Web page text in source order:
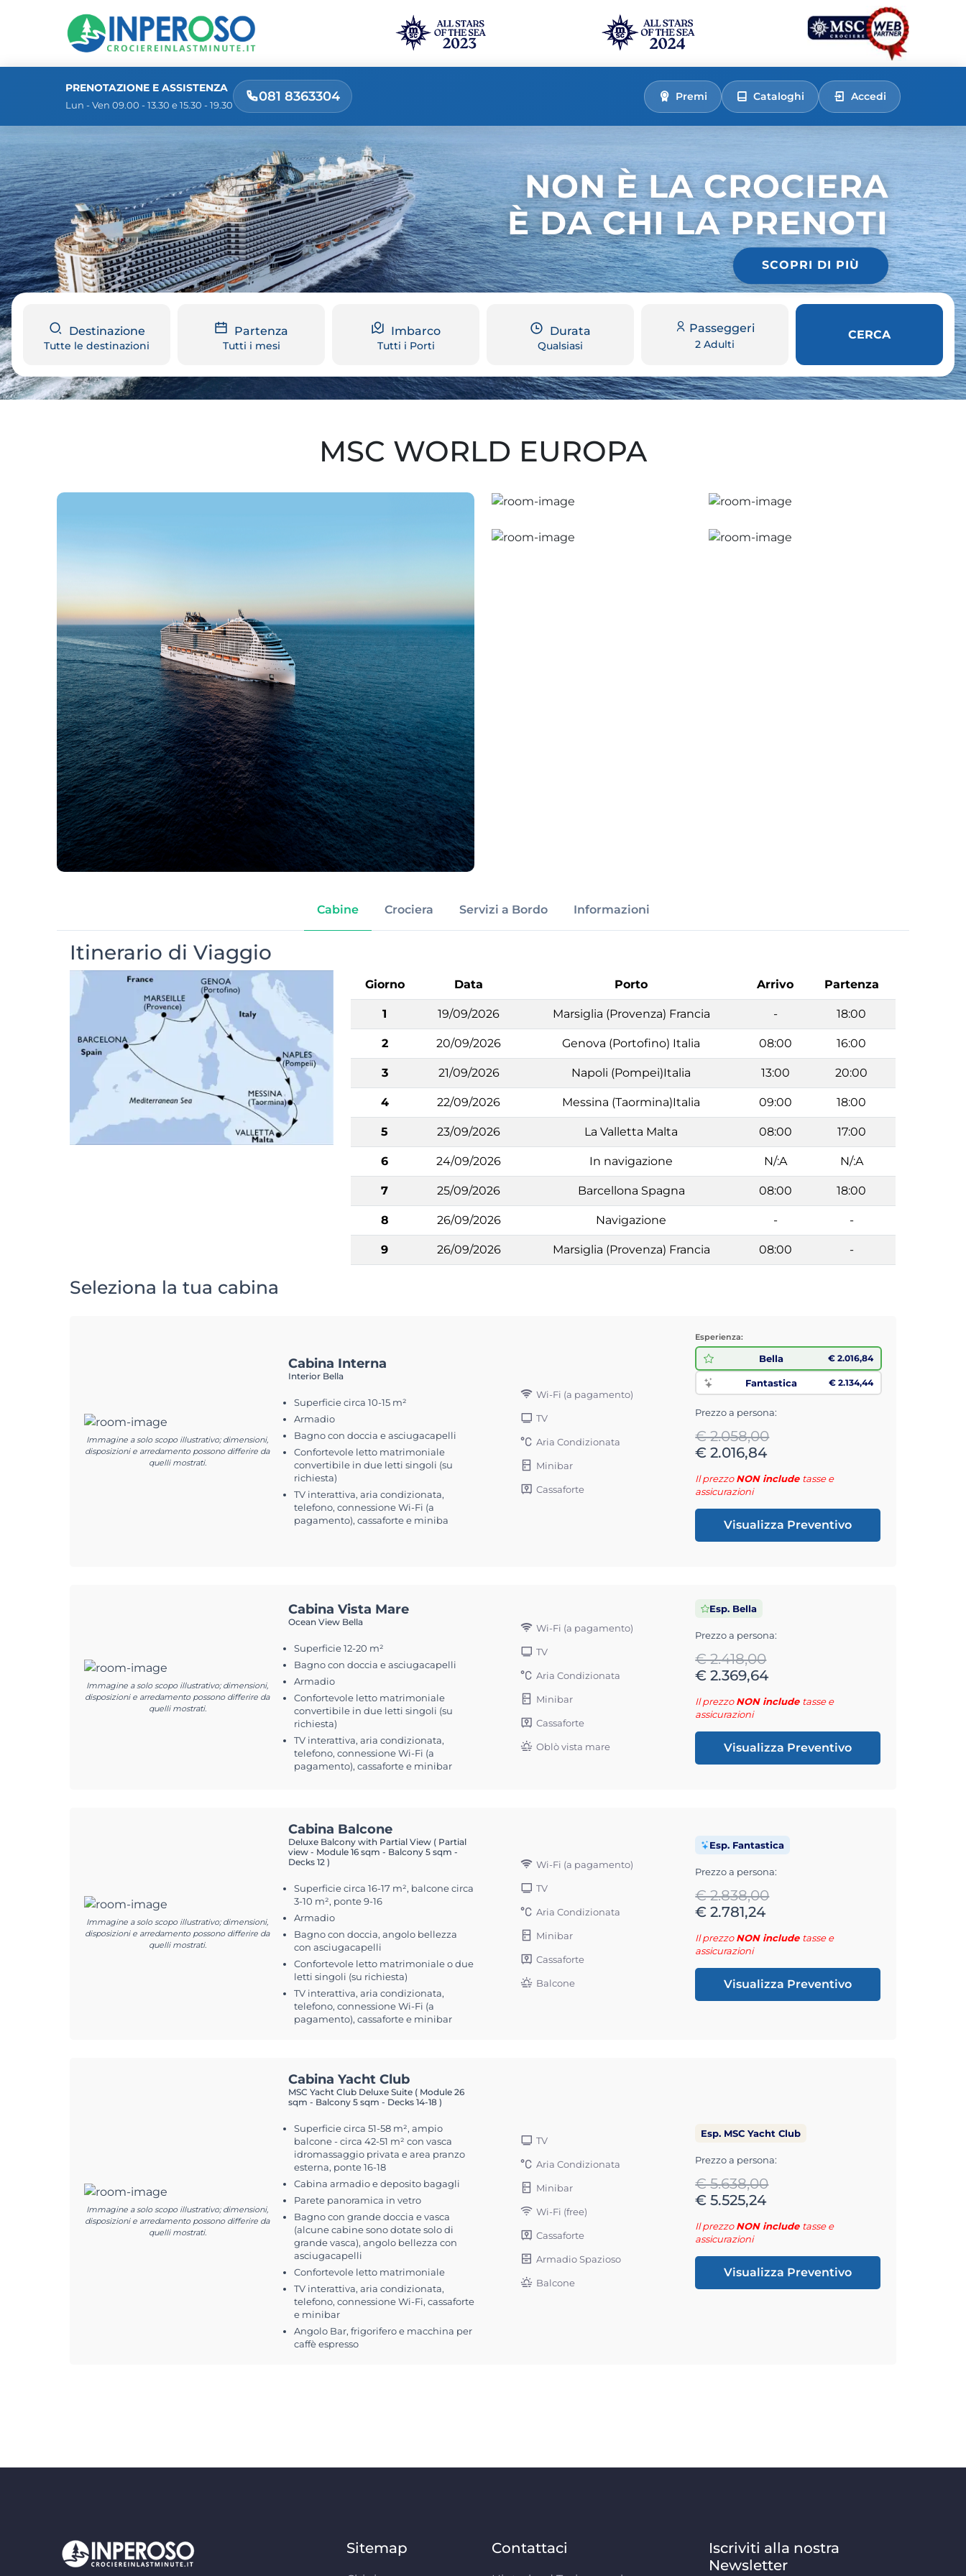
PRENOTAZIONE E ASSISTENZA
Lun - Ven 09.00 - 13.30 e 15.30 - 19.30
081 8363304 Premi Cataloghi Accedi
NON È LA CROCIERA
È DA CHI LA PRENOTI
SCOPRI DI PIÙ
Destinazione
Tutte le destinazioni
Partenza
Tutti i mesi
Imbarco
Tutti i Porti
Durata
Qualsiasi
Passeggeri
2 Adulti
CERCA
MSC WORLD EUROPA
Cabine Crociera Servizi a Bordo Informazioni
Itinerario di Viaggio
Giorno Data Porto Arrivo Partenza
1 19/09/2026 Marsiglia (Provenza) Francia - 18:00
2 20/09/2026 Genova (Portofino) Italia 08:00 16:00
3 21/09/2026 Napoli (Pompei)Italia 13:00 20:00
4 22/09/2026 Messina (Taormina)Italia 09:00 18:00
5 23/09/2026 La Valletta Malta 08:00 17:00
6 24/09/2026 In navigazione N/:A N/:A
7 25/09/2026 Barcellona Spagna 08:00 18:00
8 26/09/2026 Navigazione - -
9 26/09/2026 Marsiglia (Provenza) Francia 08:00 -
Seleziona la tua cabina
Immagine a solo scopo illustrativo; dimensioni,
disposizioni e arredamento possono differire da
quelli mostrati.
Cabina Interna
Interior Bella
Superficie circa 10-15 m²
Armadio
Bagno con doccia e asciugacapelli
Confortevole letto matrimoniale
convertibile in due letti singoli (su
richiesta)
TV interattiva, aria condizionata,
telefono, connessione Wi-Fi (a
pagamento), cassaforte e miniba
Wi-Fi (a pagamento)
TV
Aria Condizionata
Minibar
Cassaforte
Esperienza:
Bella € 2.016,84
Fantastica € 2.134,44
Prezzo a persona:
€ 2.058,00
€ 2.016,84
Il prezzoNON include tasse e
assicurazioni
Visualizza Preventivo
Immagine a solo scopo illustrativo; dimensioni,
disposizioni e arredamento possono differire da
quelli mostrati.
Cabina Vista Mare
Ocean View Bella
Superficie 12-20 m²
Bagno con doccia e asciugacapelli
Armadio
Confortevole letto matrimoniale
convertibile in due letti singoli (su
richiesta)
TV interattiva, aria condizionata,
telefono, connessione Wi-Fi (a
pagamento), cassaforte e minibar
Wi-Fi (a pagamento)
TV
Aria Condizionata
Minibar
Cassaforte
Oblò vista mare
Esp. Bella
Prezzo a persona:
€ 2.418,00
€ 2.369,64
Il prezzoNON include tasse e
assicurazioni
Visualizza Preventivo
Immagine a solo scopo illustrativo; dimensioni,
disposizioni e arredamento possono differire da
quelli mostrati.
Cabina Balcone
Deluxe Balcony with Partial View ( Partial
view - Module 16 sqm - Balcony 5 sqm -
Decks 12 )
Superficie circa 16-17 m², balcone circa
3-10 m², ponte 9-16
Armadio
Bagno con doccia, angolo bellezza
con asciugacapelli
Confortevole letto matrimoniale o due
letti singoli (su richiesta)
TV interattiva, aria condizionata,
telefono, connessione Wi-Fi (a
pagamento), cassaforte e minibar
Wi-Fi (a pagamento)
TV
Aria Condizionata
Minibar
Cassaforte
Balcone
Esp. Fantastica
Prezzo a persona:
€ 2.838,00
€ 2.781,24
Il prezzoNON include tasse e
assicurazioni
Visualizza Preventivo
Immagine a solo scopo illustrativo; dimensioni,
disposizioni e arredamento possono differire da
quelli mostrati.
Cabina Yacht Club
MSC Yacht Club Deluxe Suite ( Module 26
sqm - Balcony 5 sqm - Decks 14-18 )
Superficie circa 51-58 m², ampio
balcone - circa 42-51 m² con vasca
idromassaggio privata e area pranzo
esterna, ponte 16-18
Cabina armadio e deposito bagagli
Parete panoramica in vetro
Bagno con grande doccia e vasca
(alcune cabine sono dotate solo di
grande vasca), angolo bellezza con
asciugacapelli
Confortevole letto matrimoniale
TV interattiva, aria condizionata,
telefono, connessione Wi-Fi, cassaforte
e minibar
Angolo Bar, frigorifero e macchina per
caffè espresso
TV
Aria Condizionata
Minibar
Wi-Fi (free)
Cassaforte
Armadio Spazioso
Balcone
Esp. MSC Yacht Club
Prezzo a persona:
€ 5.638,00
€ 5.525,24
Il prezzoNON include tasse e
assicurazioni
Visualizza Preventivo
Sitemap Contattaci
Iscriviti alla nostra
Newsletter